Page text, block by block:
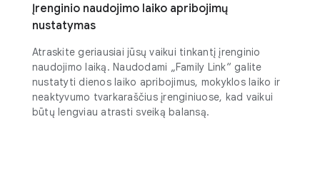
Įrenginio naudojimo laiko apribojimų
nustatymas
Atraskite geriausiai jūsų vaikui tinkantį įrenginio
naudojimo laiką. Naudodami „Family Link“ galite
nustatyti dienos laiko apribojimus, mokyklos laiko ir
neaktyvumo tvarkaraščius įrenginiuose, kad vaikui
būtų lengviau atrasti sveiką balansą.